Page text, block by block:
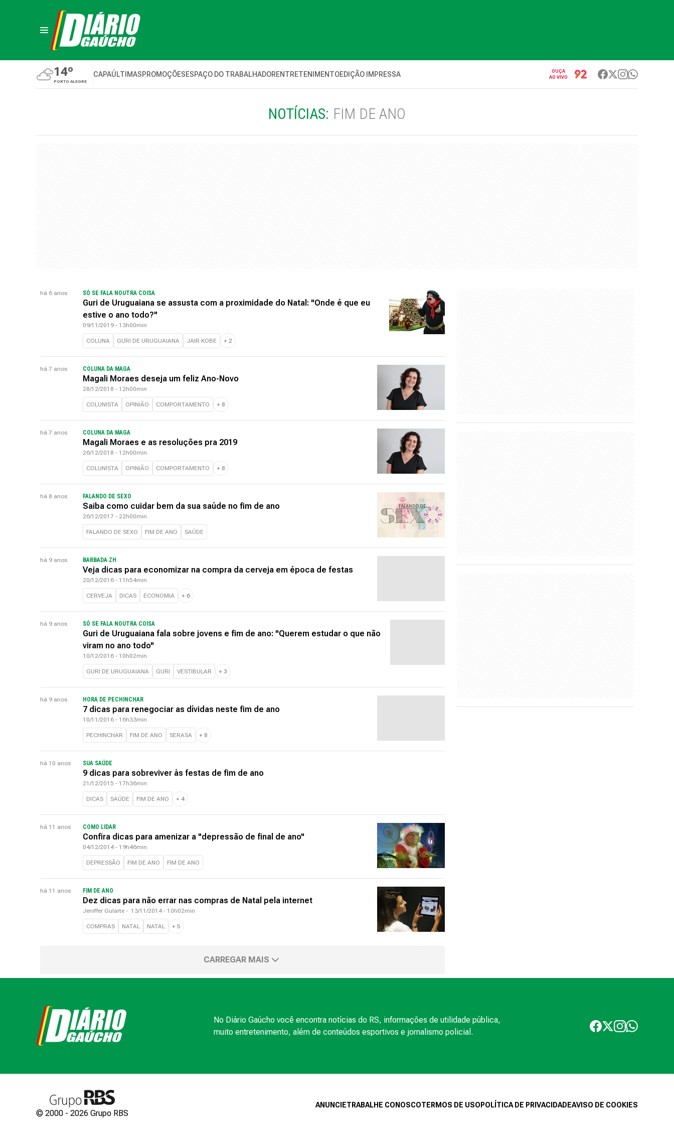
14º
PORTO ALEGRE
CAPAÚLTIMASPROMOÇÕESESPAÇO DO TRABALHADORENTRETENIMENTOEDIÇÃO IMPRESSA
OUÇA
AO VIVO
NOTÍCIAS: FIM DE ANO
há 6 anos SÓ SE FALA NOUTRA COISA
Guri de Uruguaiana se assusta com a proximidade do Natal: "Onde é que eu
estive o ano todo?"
09/11/2019 - 13h00min
COLUNA GURI DE URUGUAIANA JAIR KOBE + 2
há 7 anos COLUNA DA MAGA
Magali Moraes deseja um feliz Ano-Novo
28/12/2018 - 12h00min
COLUNISTA OPINIÃO COMPORTAMENTO + 8
há 7 anos COLUNA DA MAGA
Magali Moraes e as resoluções pra 2019
26/12/2018 - 12h00min
COLUNISTA OPINIÃO COMPORTAMENTO + 8
há 8 anos FALANDO DE SEXO
Saiba como cuidar bem da sua saúde no fim de ano
26/12/2017 - 22h00min
FALANDO DE SEXO FIM DE ANO SAÚDE
há 9 anos BARBADA ZH
Veja dicas para economizar na compra da cerveja em época de festas
20/12/2016 - 11h54min
CERVEJA DICAS ECONOMIA + 6
há 9 anos SÓ SE FALA NOUTRA COISA
Guri de Uruguaiana fala sobre jovens e fim de ano: "Querem estudar o que não
viram no ano todo"
10/12/2016 - 10h02min
GURI DE URUGUAIANA GURI VESTIBULAR + 3
há 9 anos HORA DE PECHINCHAR
7 dicas para renegociar as dívidas neste fim de ano
10/11/2016 - 16h33min
PECHINCHAR FIM DE ANO SERASA + 8
há 10 anos SUA SAÚDE
9 dicas para sobreviver às festas de fim de ano
21/12/2015 - 17h36min
DICAS SAÚDE FIM DE ANO + 4
há 11 anos COMO LIDAR
Confira dicas para amenizar a "depressão de final de ano"
04/12/2014 - 19h46min
DEPRESSÃO FIM DE ANO FIM DE ANO
há 11 anos FIM DE ANO
Dez dicas para não errar nas compras de Natal pela internet
Jeniffer Gularte - 13/11/2014 - 10h02min
COMPRAS NATAL NATAL + 5
CARREGAR MAIS
No Diário Gaúcho você encontra notícias do RS, informações de utilidade pública,
muito entretenimento, além de conteúdos esportivos e jornalismo policial.
ANUNCIETRABALHE CONOSCOTERMOS DE USO POLÍTICA DE PRIVACIDADEAVISO DE COOKIES
© 2000 - 2026 Grupo RBS